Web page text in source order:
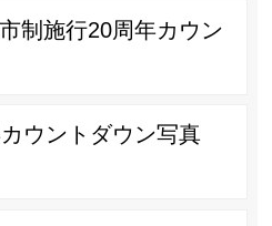
制施行20周年カウン
ウントダウン写真